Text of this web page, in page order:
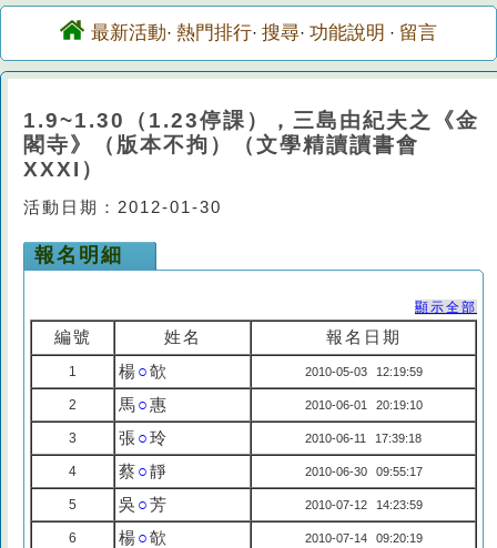
最新活動· 熱門排行· 搜尋· 功能說明 · 留言
1.9~1.30（1.23停課），三島由紀夫之《金
閣寺》（版本不拘）（文學精讀讀書會
XXXI）
活動日期：2012-01-30
報名明細
顯示全部
編號 姓名 報名日期
1 楊○欹 2010-05-03 12:19:59
2 馬○惠 2010-06-01 20:19:10
3 張○玲 2010-06-11 17:39:18
4 蔡○靜 2010-06-30 09:55:17
5 吳 ○芳 2010-07-12 14:23:59
6 楊○欹 2010-07-14 09:20:19